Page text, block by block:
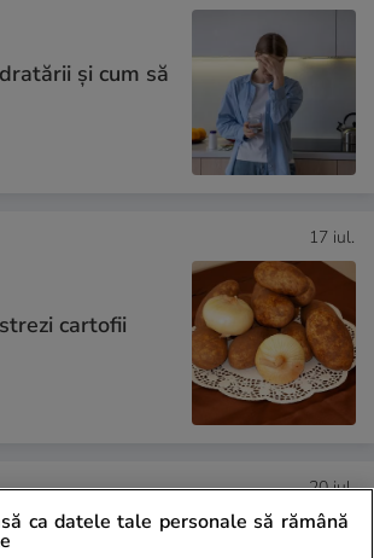
și cum să
17 iul.
cartofii
20 iul.
ca datele tale personale să rămână